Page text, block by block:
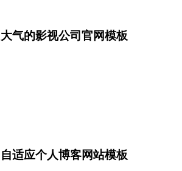
大气的影视公司官网模板
自适应个人博客网站模板